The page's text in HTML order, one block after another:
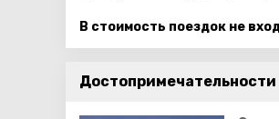
В стоимость поездок не
Достопримечательности